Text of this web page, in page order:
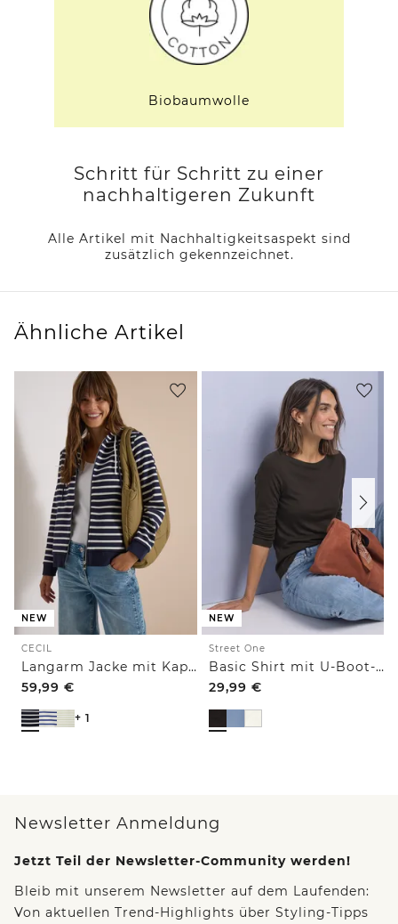
Biobaumwolle
Schritt für Schritt zu einer
nachhaltigeren Zukunft
Alle Artikel mit Nachhaltigkeitsaspekt sind
zusätzlich gekennzeichnet.
Ähnliche Artikel
NEW
CECIL
Langarm Jacke mit Kapuze und Struktur
59,99 €
+ 1
NEW
Street One
Basic Shirt mit U-Boot-Ausschnitt
29,99 €
Newsletter Anmeldung
Jetzt Teil der Newsletter-Community werden!
Bleib mit unserem Newsletter auf dem Laufenden:
Von aktuellen Trend-Highlights über Styling-Tipps